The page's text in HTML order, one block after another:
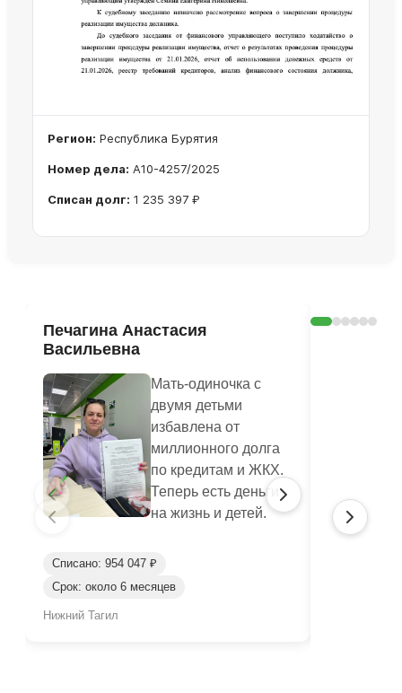
Регион: Республика Бурятия
Номер дела: А10-4257/2025
Списан долг: 1 235 397 ₽
Печагина Анастасия
Васильевна
Мать-одиночка с
двумя детьми
избавлена от
миллионного долга
по кредитам и ЖКХ.
Теперь есть деньги
на жизнь и детей.
Списано: 954 047 ₽
Срок: около 6 месяцев
Нижний Тагил
Оксана